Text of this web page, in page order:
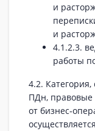
и
и
4.1.2.3.
работы
4.2.
ПДн, правовые
от